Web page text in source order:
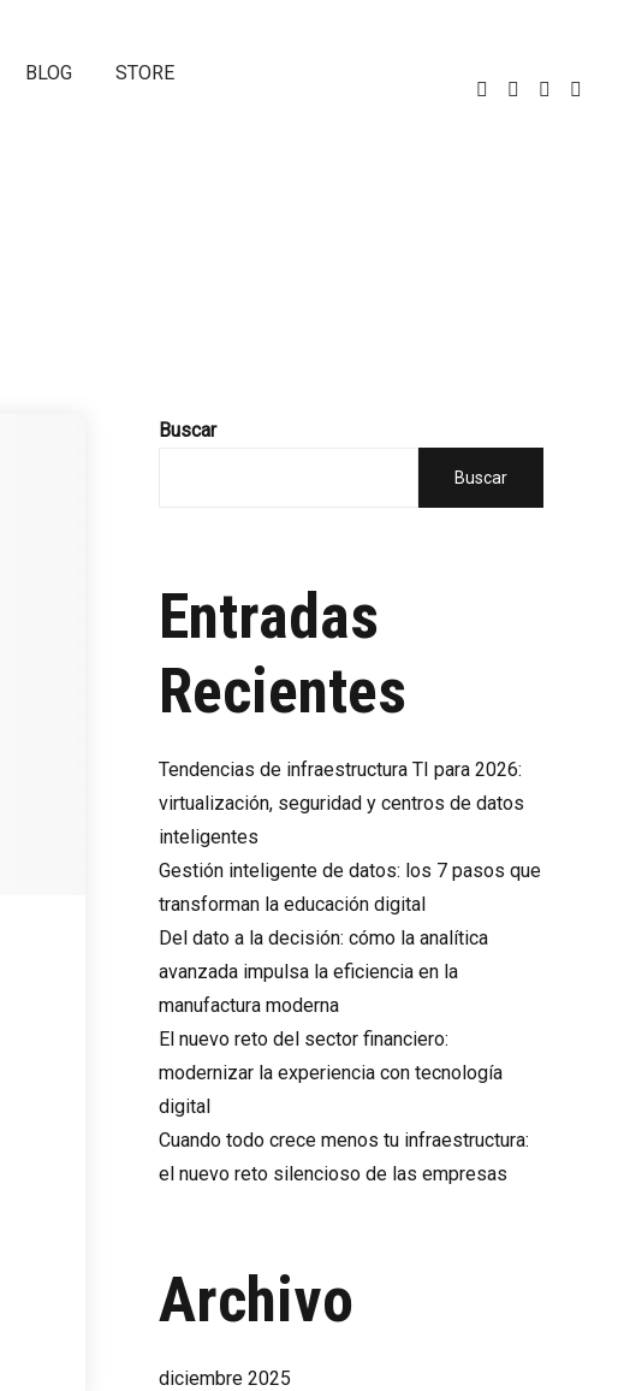
BLOG
STORE
Buscar
Buscar
Entradas
Recientes
Tendencias de infraestructura TI para 2026:
virtualización, seguridad y centros de datos
inteligentes
Gestión inteligente de datos: los 7 pasos que
transforman la educación digital
Del dato a la decisión: cómo la analítica
avanzada impulsa la eficiencia en la
manufactura moderna
El nuevo reto del sector financiero:
modernizar la experiencia con tecnología
digital
Cuando todo crece menos tu infraestructura:
el nuevo reto silencioso de las empresas
Archivo
diciembre 2025